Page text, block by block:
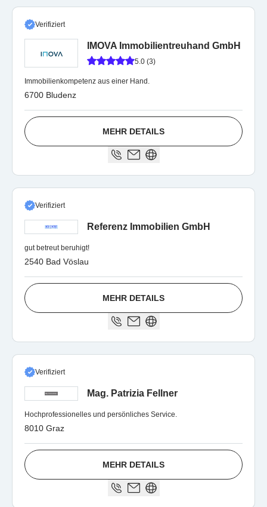
Verifiziert
IMOVA Immobilientreuhand GmbH
5.0 (3)
Immobilienkompetenz aus einer Hand.
6700 Bludenz
MEHR DETAILS
Verifiziert
Referenz Immobilien GmbH
gut betreut beruhigt!
2540 Bad Vöslau
MEHR DETAILS
Verifiziert
Mag. Patrizia Fellner
Hochprofessionelles und persönliches Service.
8010 Graz
MEHR DETAILS